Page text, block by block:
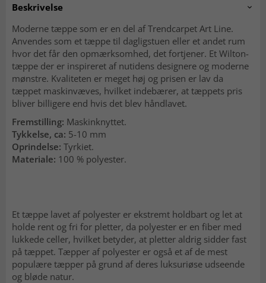
Beskrivelse
Moderne tæppe som er en del af Trendcarpet Art Line.
Anvendes som et tæppe til dagligstuen eller et andet rum
hvor det får den opmærksomhed, det fortjener. Et Wilton-
tæppe der er inspireret af nutidens designere og moderne
mønstre. Kvaliteten er meget høj og prisen er lav da
tæppet maskinvæves, hvilket indebærer, at tæppets pris
bliver billigere end hvis det blev håndlavet.
Fremstilling: Maskinknyttet.
Tykkelse, ca: 5-10 mm
Oprindelse: Tyrkiet.
Materiale: 100 % polyester.
Et tæppe lavet af polyester er ekstremt holdbart og let at
holde rent og fri for pletter, da polyester er en fiber med
lukkede celler, hvilket betyder, at pletter aldrig sidder fast
på tæppet. Tæpper af polyester er også et af de mest
populære tæpper på grund af deres luksuriøse udseende
og bløde natur.